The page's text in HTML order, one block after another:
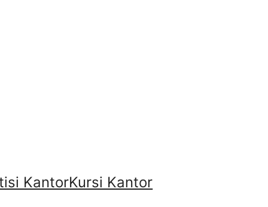
KantorKursi Kantor